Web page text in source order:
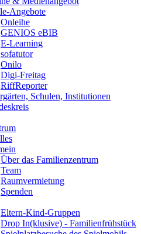
Angebote
Onleihe
GENIOS eBIB
E-Learning
sofatutor
Onilo
Digi-Freitag
RiffReporter
Schulen, Institutionen
Über das Familienzentrum
Team
Raumvermietung
Spenden
Eltern-Kind-Gruppen
Drop In(klusive) - Familienfrühstück